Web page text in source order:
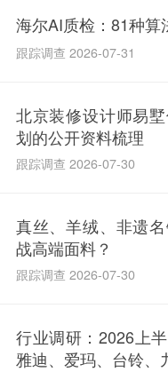
海尔AI质检：81种
跟踪调查 2026-07-31
北京装修设计师易
划的公开资料梳理
跟踪调查 2026-07-30
真丝、羊绒、非遗
战高端面料？
跟踪调查 2026-07-30
行业调研：2026上
雅迪、爱玛、台铃、